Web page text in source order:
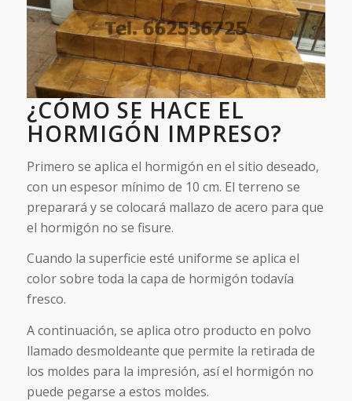
¿CÓMO SE HACE EL
HORMIGÓN IMPRESO?
Primero se aplica el hormigón en el sitio deseado,
con un espesor mínimo de 10 cm. El terreno se
preparará y se colocará mallazo de acero para que
el hormigón no se fisure.
Cuando la superficie esté uniforme se aplica el
color sobre toda la capa de hormigón todavía
fresco.
A continuación, se aplica otro producto en polvo
llamado desmoldeante que permite la retirada de
los moldes para la impresión, así el hormigón no
puede pegarse a estos moldes.